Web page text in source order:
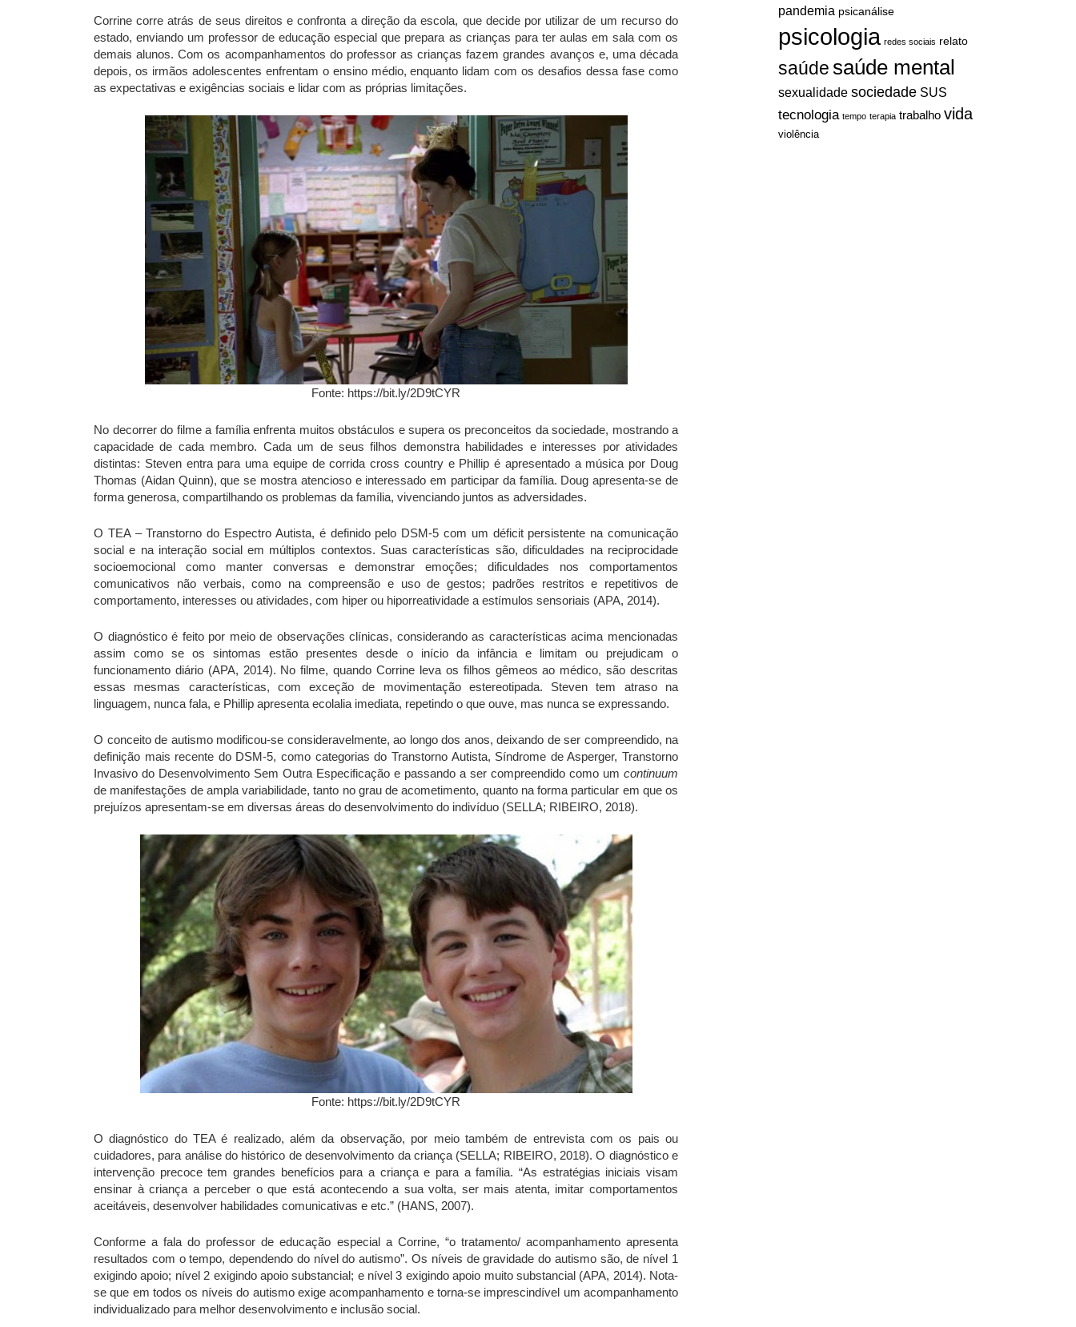
pandemia psicanálise
psicologia redes sociais relato
saúdesaúde mental
sexualidade sociedade SUS
tecnologia tempo terapia trabalho vida
violência
Corrine corre atrás de seus direitos e confronta a direção da escola, que decide por utilizar de um recurso do
estado, enviando um professor de educação especial que prepara as crianças para ter aulas em sala com os
demais alunos. Com os acompanhamentos do professor as crianças fazem grandes avanços e, uma década
depois, os irmãos adolescentes enfrentam o ensino médio, enquanto lidam com os desafios dessa fase como
as expectativas e exigências sociais e lidar com as próprias limitações.
Fonte: https://bit.ly/2D9tCYR
No decorrer do filme a família enfrenta muitos obstáculos e supera os preconceitos da sociedade, mostrando a
capacidade de cada membro. Cada um de seus filhos demonstra habilidades e interesses por atividades
distintas: Steven entra para uma equipe de corrida cross country e Phillip é apresentado a música por Doug
Thomas (Aidan Quinn), que se mostra atencioso e interessado em participar da família. Doug apresenta-se de
forma generosa, compartilhando os problemas da família, vivenciando juntos as adversidades.
O TEA – Transtorno do Espectro Autista, é definido pelo DSM-5 com um déficit persistente na comunicação
social e na interação social em múltiplos contextos. Suas características são, dificuldades na reciprocidade
socioemocional como manter conversas e demonstrar emoções; dificuldades nos comportamentos
comunicativos não verbais, como na compreensão e uso de gestos; padrões restritos e repetitivos de
comportamento, interesses ou atividades, com hiper ou hiporreatividade a estímulos sensoriais (APA, 2014).
O diagnóstico é feito por meio de observações clínicas, considerando as características acima mencionadas
assim como se os sintomas estão presentes desde o início da infância e limitam ou prejudicam o
funcionamento diário (APA, 2014). No filme, quando Corrine leva os filhos gêmeos ao médico, são descritas
essas mesmas características, com exceção de movimentação estereotipada. Steven tem atraso na
linguagem, nunca fala, e Phillip apresenta ecolalia imediata, repetindo o que ouve, mas nunca se expressando.
O conceito de autismo modificou-se consideravelmente, ao longo dos anos, deixando de ser compreendido, na
definição mais recente do DSM-5, como categorias do Transtorno Autista, Síndrome de Asperger, Transtorno
Invasivo do Desenvolvimento Sem Outra Especificação e passando a ser compreendido como um continuum
de manifestações de ampla variabilidade, tanto no grau de acometimento, quanto na forma particular em que os
prejuízos apresentam-se em diversas áreas do desenvolvimento do indivíduo (SELLA; RIBEIRO, 2018).
Fonte: https://bit.ly/2D9tCYR
O diagnóstico do TEA é realizado, além da observação, por meio também de entrevista com os pais ou
cuidadores, para análise do histórico de desenvolvimento da criança (SELLA; RIBEIRO, 2018). O diagnóstico e
intervenção precoce tem grandes benefícios para a criança e para a família. “As estratégias iniciais visam
ensinar à criança a perceber o que está acontecendo a sua volta, ser mais atenta, imitar comportamentos
aceitáveis, desenvolver habilidades comunicativas e etc.” (HANS, 2007).
Conforme a fala do professor de educação especial a Corrine, “o tratamento/ acompanhamento apresenta
resultados com o tempo, dependendo do nível do autismo”. Os níveis de gravidade do autismo são, de nível 1
exigindo apoio; nível 2 exigindo apoio substancial; e nível 3 exigindo apoio muito substancial (APA, 2014). Nota-
se que em todos os níveis do autismo exige acompanhamento e torna-se imprescindível um acompanhamento
individualizado para melhor desenvolvimento e inclusão social.